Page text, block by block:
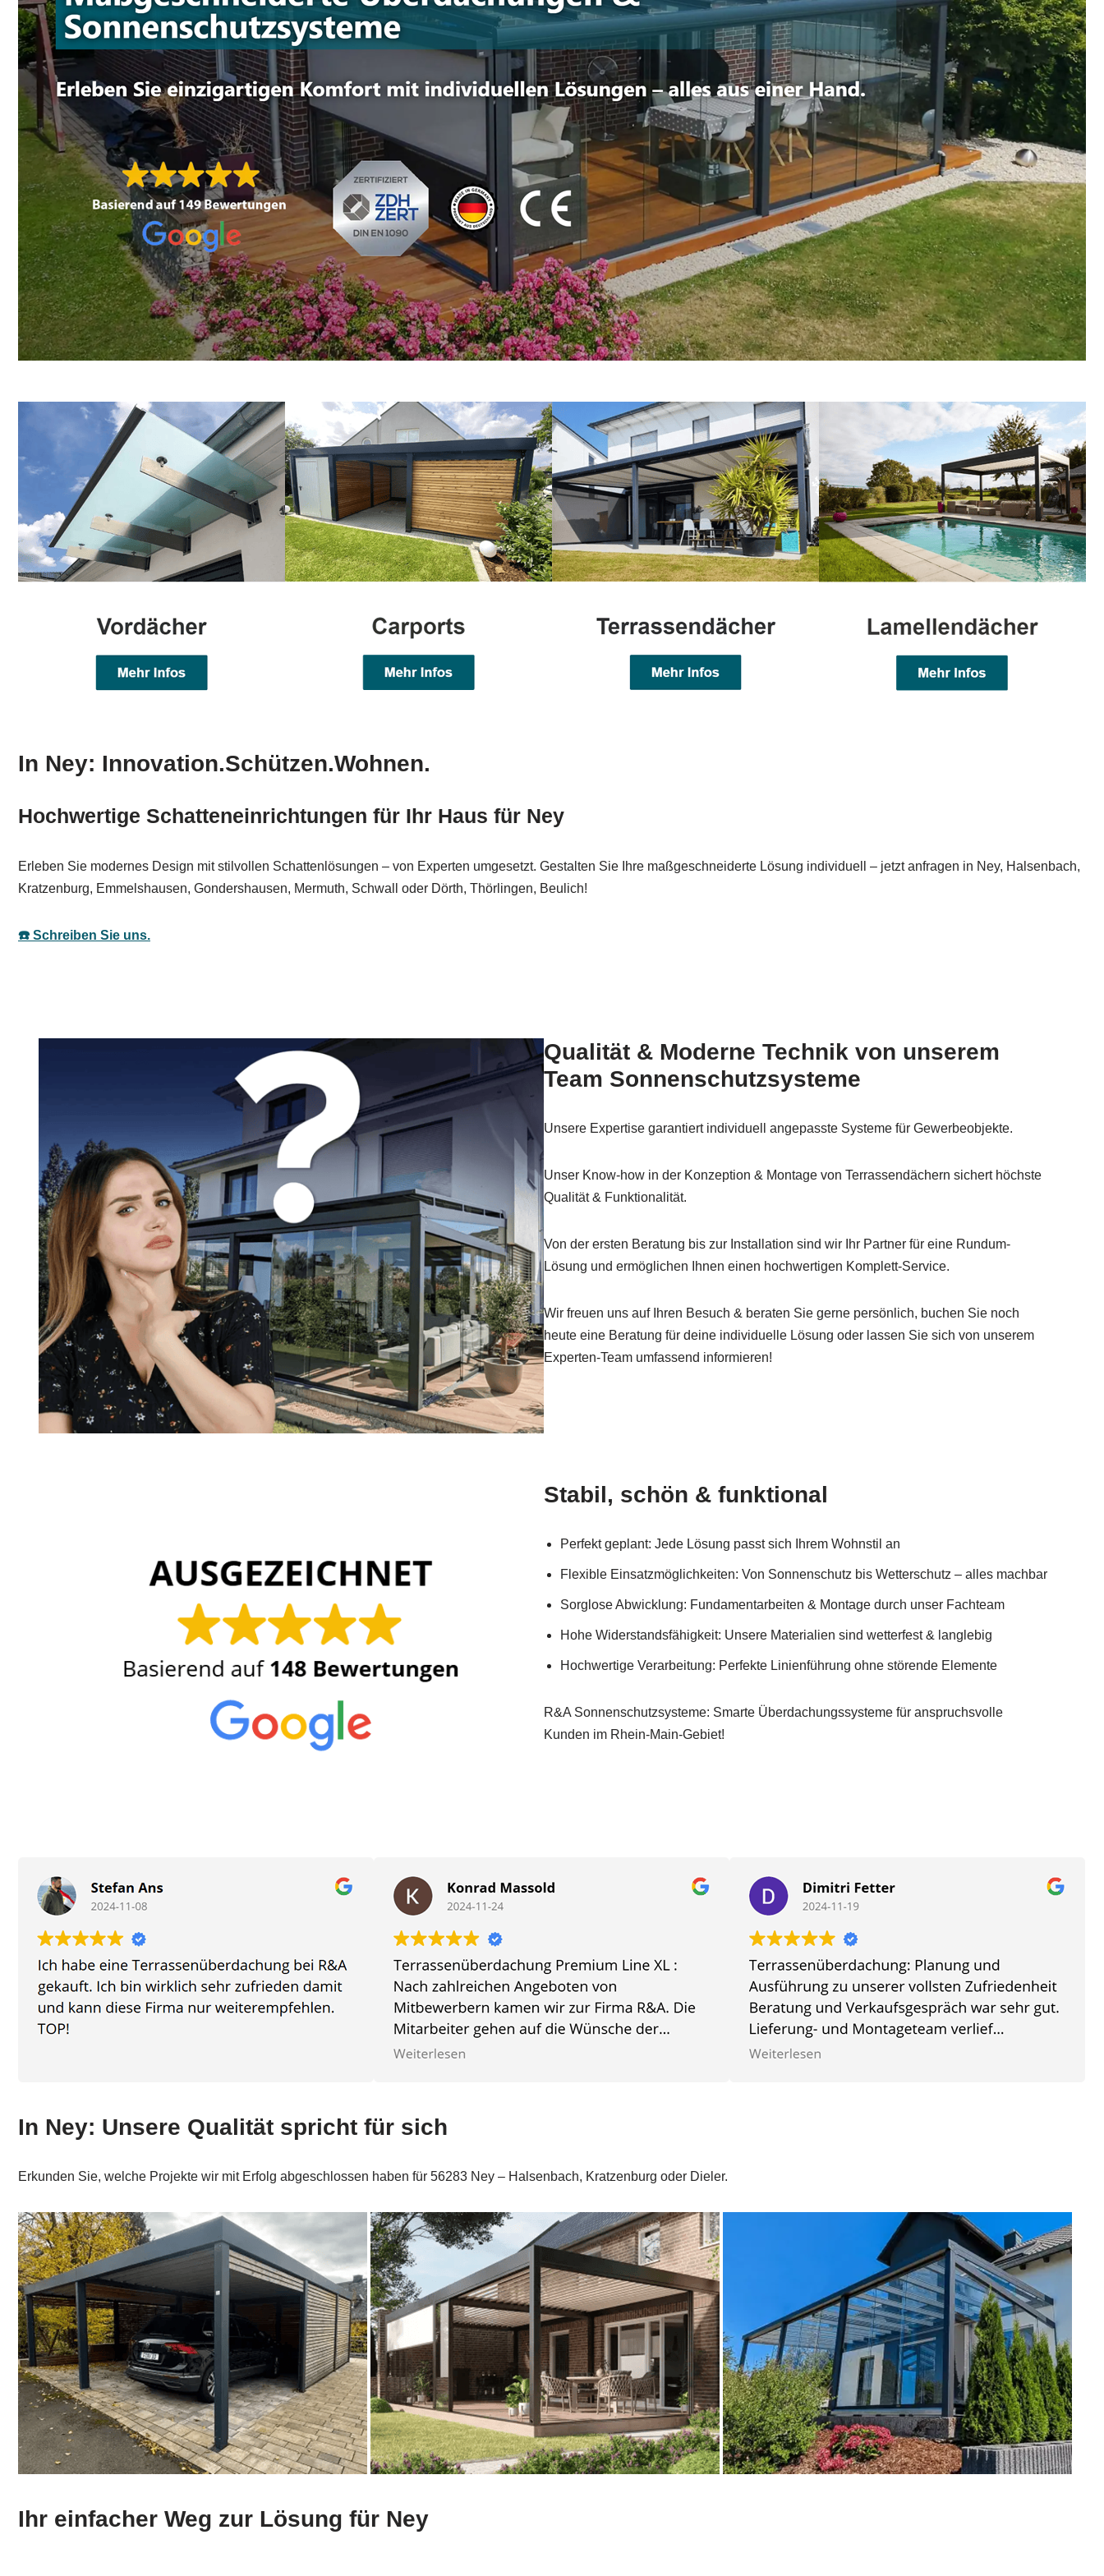
In Ney: Innovation.Schützen.Wohnen.
Hochwertige Schatteneinrichtungen für Ihr Haus für Ney
Erleben Sie modernes Design mit stilvollen Schattenlösungen – von Experten umgesetzt. Gestalten Sie Ihre maßgeschneiderte Lösung individuell – jetzt anfragen in Ney, Halsenbach,
Kratzenburg, Emmelshausen, Gondershausen, Mermuth, Schwall oder Dörth, Thörlingen, Beulich!
☎️ Schreiben Sie uns.
Qualität & Moderne Technik von unserem
Team Sonnenschutzsysteme
Unsere Expertise garantiert individuell angepasste Systeme für Gewerbeobjekte.
Unser Know-how in der Konzeption & Montage von Terrassendächern sichert höchste
Qualität & Funktionalität.
Von der ersten Beratung bis zur Installation sind wir Ihr Partner für eine Rundum-
Lösung und ermöglichen Ihnen einen hochwertigen Komplett-Service.
Wir freuen uns auf Ihren Besuch & beraten Sie gerne persönlich, buchen Sie noch
heute eine Beratung für deine individuelle Lösung oder lassen Sie sich von unserem
Experten-Team umfassend informieren!
Stabil, schön & funktional
Perfekt geplant: Jede Lösung passt sich Ihrem Wohnstil an
Flexible Einsatzmöglichkeiten: Von Sonnenschutz bis Wetterschutz – alles machbar
Sorglose Abwicklung: Fundamentarbeiten & Montage durch unser Fachteam
Hohe Widerstandsfähigkeit: Unsere Materialien sind wetterfest & langlebig
Hochwertige Verarbeitung: Perfekte Linienführung ohne störende Elemente
R&A Sonnenschutzsysteme: Smarte Überdachungssysteme für anspruchsvolle
Kunden im Rhein-Main-Gebiet!
In Ney: Unsere Qualität spricht für sich
Erkunden Sie, welche Projekte wir mit Erfolg abgeschlossen haben für 56283 Ney – Halsenbach, Kratzenburg oder Dieler.
Ihr einfacher Weg zur Lösung für Ney